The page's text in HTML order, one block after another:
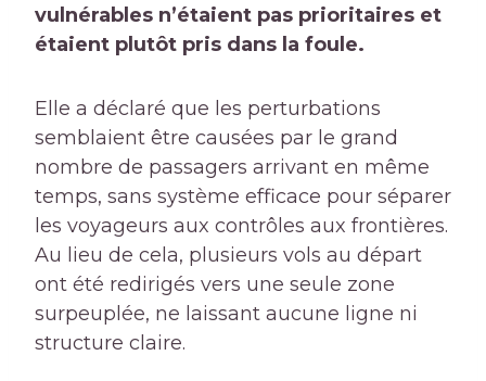
vulnérables n’étaient pas prioritaires et
étaient plutôt pris dans la foule.
Elle a déclaré que les perturbations
semblaient être causées par le grand
nombre de passagers arrivant en même
temps, sans système efficace pour séparer
les voyageurs aux contrôles aux frontières.
Au lieu de cela, plusieurs vols au départ
ont été redirigés vers une seule zone
surpeuplée, ne laissant aucune ligne ni
structure claire.